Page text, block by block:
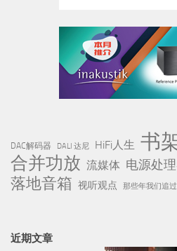
DAC解码器 DALI 达尼 HiFi人生 书
合并功放 流媒体 电源处
落地音箱 视听观点 那些年我们追
近期文章